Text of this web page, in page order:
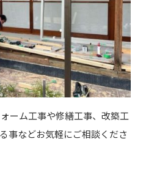
ーム工事や修繕工事、改築工
事などお気軽にご相談くださ